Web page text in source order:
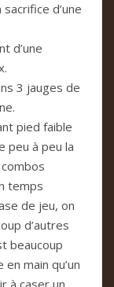
d’une
d’une
3 jauges de
pied faible
peu à peu la
temps
de jeu, on
d’autres
beaucoup
main qu’un